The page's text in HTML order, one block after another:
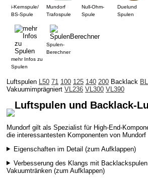
i-Kernspule/
BS-Spule
Mundorf
Trafospule
Null-Ohm-
Spule
Duelund
Spulen
mehr Infos zu
Spulen
Spulen-
Berechner
Luftspulen L50 71 100 125 140 200 Backlack
Vakuumimprägniert VL236 VL300 VL390
Luftspulen und Backlack-
Mundorf gilt als Spezialist für High-End-
die interessantesten Komponenten von Mundorf
Eigenschaften im Detail (zum Aufklappen)
Verbesserung des Klangs mit
Vakuumtränken (zum Aufklappen)